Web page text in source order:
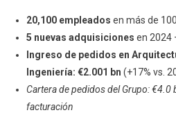
20,100 empleados en más de
5 nuevas adquisiciones en 2024
Ingreso de pedidos en
Ingeniería: €2.001 bn (+17% vs.
Cartera de pedidos del Grupo: €4.0
facturación